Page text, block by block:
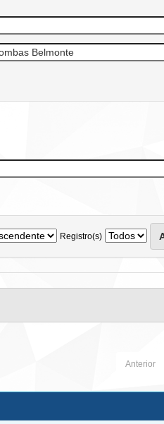
Registro(s)
Anterior